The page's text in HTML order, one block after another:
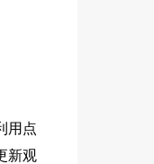
用点
新观